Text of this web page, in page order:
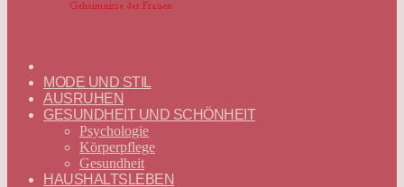
—
DEUTSCH
MODE UND STIL
AUSRUHEN
GESUNDHEIT UND SCHÖNHEIT
Psychologie
Körperpflege
Gesundheit
HAUSHALTSLEBEN